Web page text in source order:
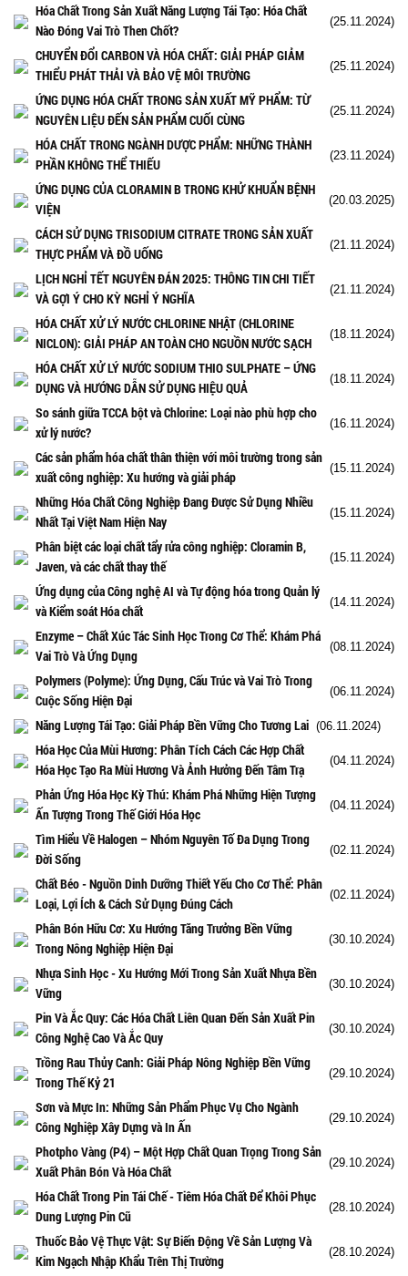
Hóa Chất Trong Sản Xuất Năng Lượng Tái Tạo: Hóa Chất
Nào Đóng Vai Trò Then Chốt?
(25.11.2024)
CHUYỂN ĐỔI CARBON VÀ HÓA CHẤT: GIẢI PHÁP GIẢM
THIỂU PHÁT THẢI VÀ BẢO VỆ MÔI TRƯỜNG
(25.11.2024)
ỨNG DỤNG HÓA CHẤT TRONG SẢN XUẤT MỸ PHẨM: TỪ
NGUYÊN LIỆU ĐẾN SẢN PHẨM CUỐI CÙNG
(25.11.2024)
HÓA CHẤT TRONG NGÀNH DƯỢC PHẨM: NHỮNG THÀNH
PHẦN KHÔNG THỂ THIẾU
(23.11.2024)
ỨNG DỤNG CỦA CLORAMIN B TRONG KHỬ KHUẨN BỆNH
VIỆN
(20.03.2025)
CÁCH SỬ DỤNG TRISODIUM CITRATE TRONG SẢN XUẤT
THỰC PHẨM VÀ ĐỒ UỐNG
(21.11.2024)
LỊCH NGHỈ TẾT NGUYÊN ĐÁN 2025: THÔNG TIN CHI TIẾT
VÀ GỢI Ý CHO KỲ NGHỈ Ý NGHĨA
(21.11.2024)
HÓA CHẤT XỬ LÝ NƯỚC CHLORINE NHẬT (CHLORINE
NICLON): GIẢI PHÁP AN TOÀN CHO NGUỒN NƯỚC SẠCH
(18.11.2024)
HÓA CHẤT XỬ LÝ NƯỚC SODIUM THIO SULPHATE – ỨNG
DỤNG VÀ HƯỚNG DẪN SỬ DỤNG HIỆU QUẢ
(18.11.2024)
So sánh giữa TCCA bột và Chlorine: Loại nào phù hợp cho
xử lý nước?
(16.11.2024)
Các sản phẩm hóa chất thân thiện với môi trường trong sản
xuất công nghiệp: Xu hướng và giải pháp
(15.11.2024)
Những Hóa Chất Công Nghiệp Đang Được Sử Dụng Nhiều
Nhất Tại Việt Nam Hiện Nay
(15.11.2024)
Phân biệt các loại chất tẩy rửa công nghiệp: Cloramin B,
Javen, và các chất thay thế
(15.11.2024)
Ứng dụng của Công nghệ AI và Tự động hóa trong Quản lý
và Kiểm soát Hóa chất
(14.11.2024)
Enzyme – Chất Xúc Tác Sinh Học Trong Cơ Thể: Khám Phá
Vai Trò Và Ứng Dụng
(08.11.2024)
Polymers (Polyme): Ứng Dụng, Cấu Trúc và Vai Trò Trong
Cuộc Sống Hiện Đại
(06.11.2024)
Năng Lượng Tái Tạo: Giải Pháp Bền Vững Cho Tương Lai (06.11.2024)
Hóa Học Của Mùi Hương: Phân Tích Cách Các Hợp Chất
Hóa Học Tạo Ra Mùi Hương Và Ảnh Hưởng Đến Tâm Trạ
(04.11.2024)
Phản Ứng Hóa Học Kỳ Thú: Khám Phá Những Hiện Tượng
Ấn Tượng Trong Thế Giới Hóa Học
(04.11.2024)
Tìm Hiểu Về Halogen – Nhóm Nguyên Tố Đa Dụng Trong
Đời Sống
(02.11.2024)
Chất Béo - Nguồn Dinh Dưỡng Thiết Yếu Cho Cơ Thể: Phân
Loại, Lợi Ích & Cách Sử Dụng Đúng Cách
(02.11.2024)
Phân Bón Hữu Cơ: Xu Hướng Tăng Trưởng Bền Vững
Trong Nông Nghiệp Hiện Đại
(30.10.2024)
Nhựa Sinh Học - Xu Hướng Mới Trong Sản Xuất Nhựa Bền
Vững
(30.10.2024)
Pin Và Ắc Quy: Các Hóa Chất Liên Quan Đến Sản Xuất Pin
Công Nghệ Cao Và Ắc Quy
(30.10.2024)
Trồng Rau Thủy Canh: Giải Pháp Nông Nghiệp Bền Vững
Trong Thế Kỷ 21
(29.10.2024)
Sơn và Mực In: Những Sản Phẩm Phục Vụ Cho Ngành
Công Nghiệp Xây Dựng và In Ấn
(29.10.2024)
Photpho Vàng (P4) – Một Hợp Chất Quan Trọng Trong Sản
Xuất Phân Bón Và Hóa Chất
(29.10.2024)
Hóa Chất Trong Pin Tái Chế - Tiêm Hóa Chất Để Khôi Phục
Dung Lượng Pin Cũ
(28.10.2024)
Thuốc Bảo Vệ Thực Vật: Sự Biến Động Về Sản Lượng Và
Kim Ngạch Nhập Khẩu Trên Thị Trường
(28.10.2024)